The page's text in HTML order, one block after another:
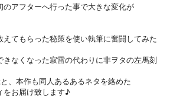
アフターへ行った事で大きな変化が
てもらった秘策を使い執筆に奮闘してみた
なくなった寂雷の代わりに非ヲタの左馬刻
、本作も同人あるあるネタを絡めた
をお届け致します♪